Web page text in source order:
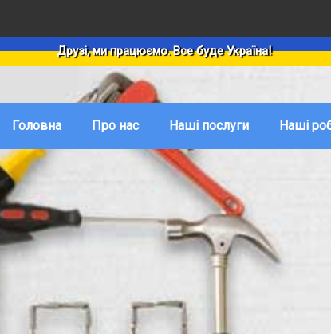
Друзі, ми працюємо. Все буде Україна!
Головна Про нас Наші послуги
РЕМОНТНІ РОБОТИ
Ремонт квартир під ключ
Ремонт будинків та котеджів під ключ
Капітальний ремонт
Комплексний ремонт квартири
Косметичний ремонт
Дизайнерський ремонт квартир
Будівництво будинків
Будівництво
Будівництво
Наші